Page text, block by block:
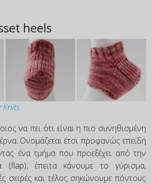
heels
Knits
να πει ότι είναι η πιο συνηθισμένη
Ονομάζεται έτσι προφανώς επειδή
ένα τμήμα που προεξέχει από την
(flap), έπειτα κάνουμε το γύρισμα,
σειρές και τέλος σηκώνουμε πόντους